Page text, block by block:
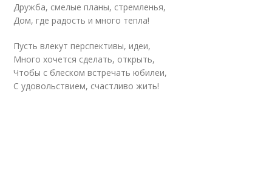
Дружба, смелые планы, стремленья,
Дом, где радость и много тепла!
Пусть влекут перспективы, идеи,
Много хочется сделать, открыть,
Чтобы с блеском встречать юбилеи,
С удовольствием, счастливо жить!